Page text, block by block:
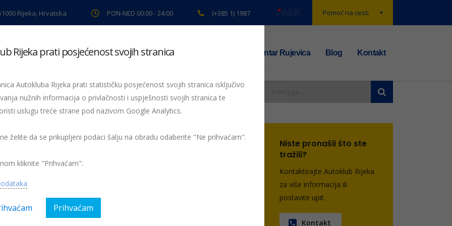
Pomoć na cesti
Rijeka, Hrvatska PON-NED 00:00 - 24:00 (+385 1) 1987
pregled Pomoć na cesti Servis Preventiva TS centar Rujevica Blog Kontakt
Autokluba Rijeka
automobilističkog i karting prvenstva sezone 2018.
AK Rijeka, Magazin, Sport
Niste pronašli što ste
tražili?
Kontaktirajte Autoklub Rijeka
za više informacija ili
postavite upit.
Kontakt
Rijeka prati posjećenost svojih stranica
Autokluba Rijeka prati statističku posjećenost svojih stranica isključivo
nužnih informacija o privlačnosti i uspješnosti svojih stranica te
uslugu treće strane pod nazivom Google Analytics.
želite da se prikupljeni podaci šalju na obradu odaberite "Ne prihvaćam".
kliknite "Prihvaćam".
Prihvaćam